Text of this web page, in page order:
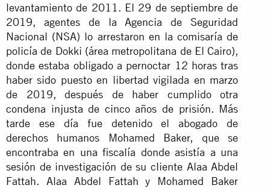
levantamiento de 2011. El 29 de septiembre de
2019, agentes de la Agencia de Seguridad
Nacional (NSA) lo arrestaron en la comisaría de
policía de Dokki (área metropolitana de El Cairo),
donde estaba obligado a pernoctar 12 horas tras
haber sido puesto en libertad vigilada en marzo
de 2019, después de haber cumplido otra
condena injusta de cinco años de prisión. Más
tarde ese día fue detenido el abogado de
derechos humanos Mohamed Baker, que se
encontraba en una fiscalía donde asistía a una
sesión de investigación de su cliente Alaa Abdel
Fattah. Alaa Abdel Fattah y Mohamed Baker